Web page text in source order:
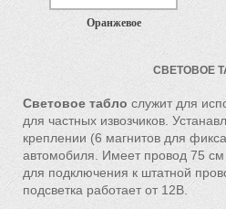
Оранжевое
СВЕТОВОЕ
Световое табло служит для
для частных извозчиков.
креплении (6 магнитов для
автомобиля. Имеет провод 75
для подключения к штатной
подсветка работает от 12В.